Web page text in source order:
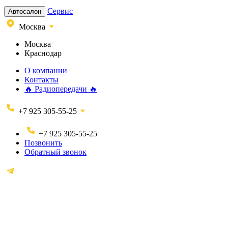
Автосалон
Сервис
Москва
Москва
Краснодар
О компании
Контакты
🔥 Радиопередачи 🔥
+7 925 305-55-25
+7 925 305-55-25
Позвонить
Обратный звонок